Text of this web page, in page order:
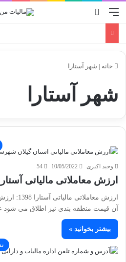
منو
خانه | شهر آستارا
شهر آستارا
وحید اکبری 10/05/2022
54
ارزش معاملاتی مالیاتی آستارا 1398
ارزش
آن قیمت منطقه بندی نیز اطلاق می شود
بیشتر بخوانید »